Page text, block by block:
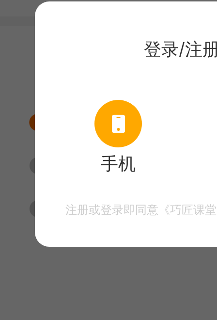
课程介绍
如何提高审美
01 如何提升审美
01 如何提升审美
登录/注
手机
注册或登录即同意《巧匠课